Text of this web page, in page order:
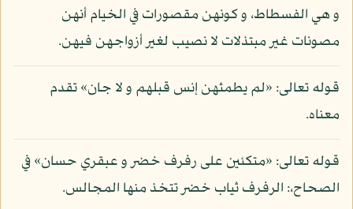
و هي الفسطاط، و كونهن مقصورات في الخيام أنهن
مصونات غير مبتذلات لا نصيب لغير أزواجهن فيهن.
قوله تعالى: «لم يطمثهن إنس قبلهم و لا جان» تقدم
معناه.
قوله تعالى: «متكئين على رفرف خضر و عبقري حسان» في
الصحاح،: الرفرف ثياب خضر تتخذ منها المجالس.